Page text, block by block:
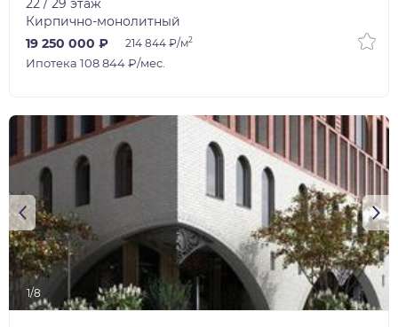
22 / 29 этаж
Кирпично-монолитный
19 250 000 ₽
214 844 ₽/м2
Ипотека 108 844 ₽/мес.
1/8